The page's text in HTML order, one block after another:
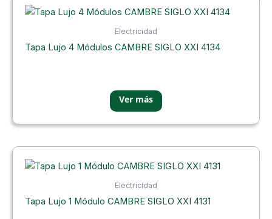
Electricidad
Tapa Lujo 4 Módulos CAMBRE SIGLO XXI 4134
Electricidad
Tapa Lujo 1 Módulo CAMBRE SIGLO XXI 4131